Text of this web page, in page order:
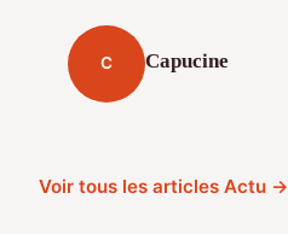
C Capucine
Voir tous les articles Actu →